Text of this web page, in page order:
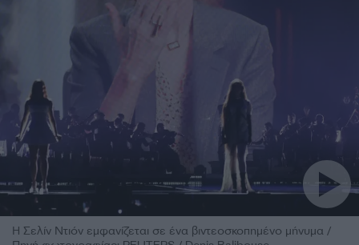
Η Σελίν Ντιόν εμφανίζεται σε ένα βιντεοσκοπημένο μήνυμα /